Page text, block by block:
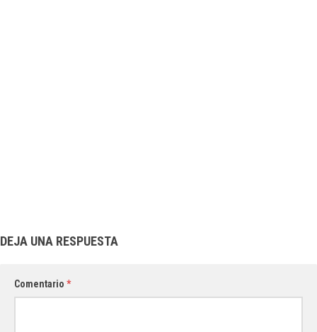
DEJA UNA RESPUESTA
Comentario *